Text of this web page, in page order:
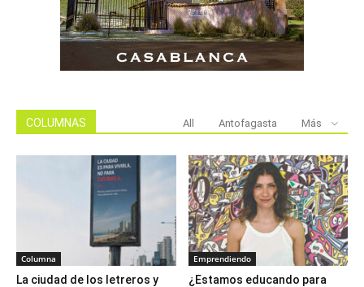
COLUMNAS All Antofagasta Más
Columna
La ciudad de los letreros y
Emprendiendo
¿Estamos educando para